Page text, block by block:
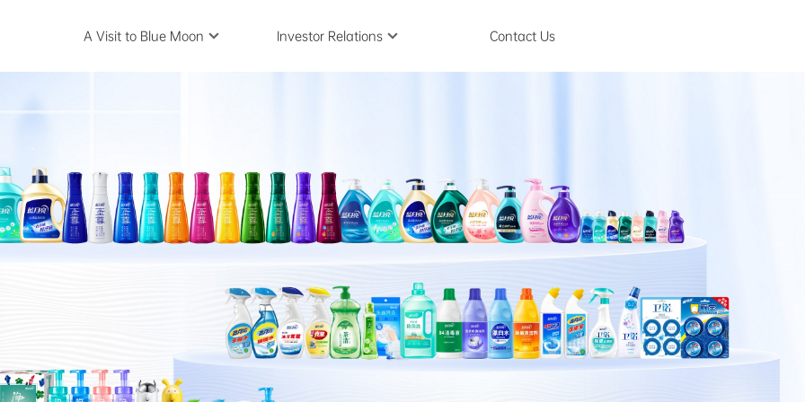
A Visit to Blue Moon Investor Relations Contact Us